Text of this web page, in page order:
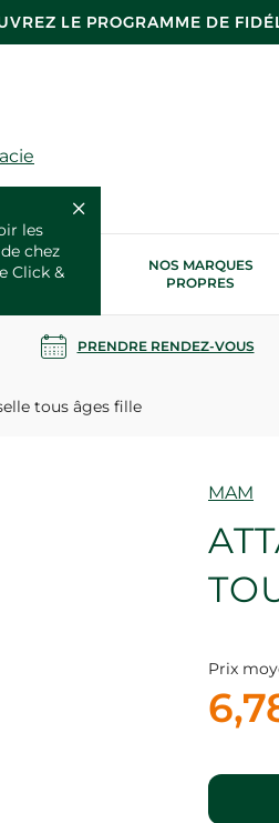
LE PROGRAMME DE
les
chez
Click &
NOS MARQUES
PROPRES
PRENDRE RENDEZ-VOUS
tous âges fille
Marque
MAM
Prix